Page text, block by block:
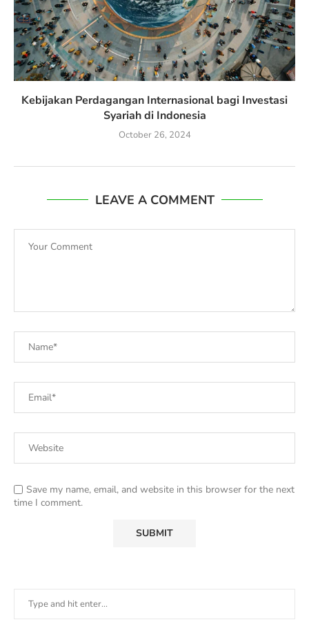
Kebijakan Perdagangan Internasional bagi Investasi
Syariah di Indonesia
October 26, 2024
LEAVE A COMMENT
Save my name, email, and website in this browser for the next
time I comment.